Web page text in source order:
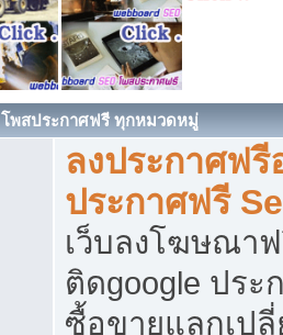
โพสประกาศฟรี ทุกหมวดหมู่
ลงประกาศฟ
ประกาศฟรี
เว็บลงโฆษณา
ติดgoogle ปร
ซื้อขายแลกเป